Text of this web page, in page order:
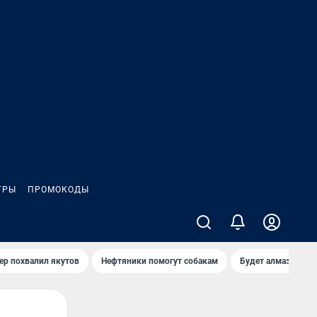
ПРОМОКОДЫ
похвалил якутов Нефтяники помогут собакам Будет алмазный